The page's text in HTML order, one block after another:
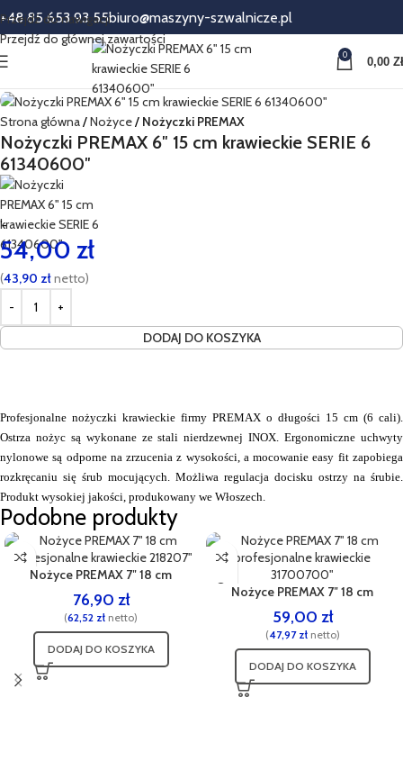
Przejdź do nawigacji
Przejdź do głównej zawartości
+48 85 653 93 55biuro@maszyny-szwalnicze.pl
0 0,00
Strona główna Nożyce Nożyczki PREMAX
Nożyczki PREMAX 6″ 15 cm krawieckie SERIE 6
61340600″
’-
54,00 zł
(43,90 złnetto)
DODAJ DO KOSZYKA
Profesjonalne nożyczki krawieckie firmy PREMAX o długości 15 cm (6 cali).
Ostrza nożyc są wykonane ze stali nierdzewnej INOX. Ergonomiczne uchwyty
nylonowe są odporne na zrzucenia z wysokości, a mocowanie easy fit zapobiega
rozkręcaniu się śrub mocujących. Możliwa regulacja docisku ostrzy na śrubie.
Produkt wysokiej jakości, produkowany we Włoszech.
Podobne produkty
Nożyce PREMAX 7″ 18 cm
profesjonalne krawieckie 218207″
76,90 zł
(62,52 zł netto)
DODAJ DO KOSZYKA
Nożyce PREMAX 7″ 18 cm
profesjonalne krawieckie
31700700″
59,00 zł
(47,97 złnetto)
DODAJ DO KOSZYKA